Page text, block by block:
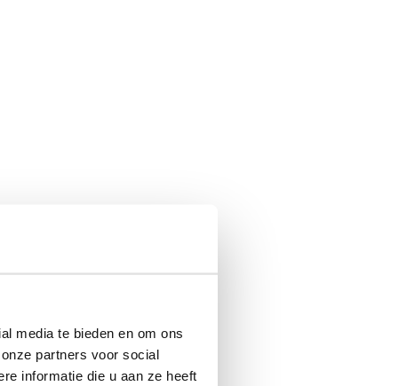
media te bieden en om ons
partners voor social
informatie die u aan ze heeft